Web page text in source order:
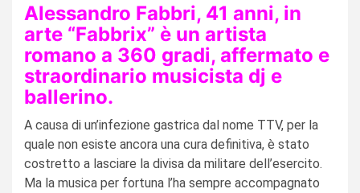
Alessandro Fabbri, 41 anni, in
arte “Fabbrix” è un artista
romano a 360 gradi, affermato e
straordinario musicista dj e
ballerino.
A causa di un’infezione gastrica dal nome TTV, per la
quale non esiste ancora una cura definitiva, è stato
costretto a lasciare la divisa da militare dell’esercito.
Ma la musica per fortuna l’ha sempre accompagnato